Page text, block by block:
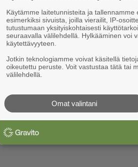
Käytämme laitetunnisteita ja
esimerkiksi sivuista, joilla vierailit, IP-
tutustumaan yksityiskohtaisesti
seuraavalla välilehdellä. Hylkääminen voi
käytettävyyteen.
Jotkin teknologiamme voivat käsitellä
oikeutettu peruste. Voit vastustaa tätä tai
välilehdellä.
Omat valintani